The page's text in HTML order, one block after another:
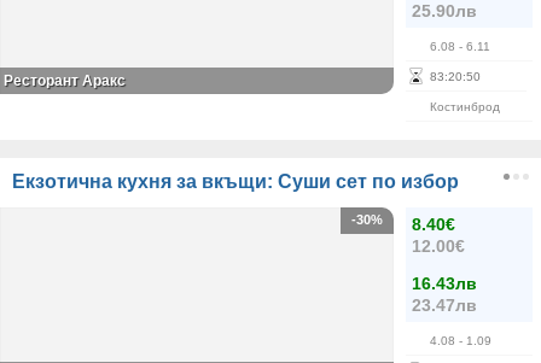
25.90лв
6.08 - 6.11
83:20:49
Костинброд
Ресторант Аракс
Екзотична кухня за вкъщи: Суши сет по избор
8.40€
12.00€
16.43лв
23.47лв
4.08 - 1.09
-30%